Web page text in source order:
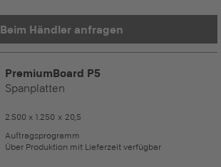
Beim Händler anfragen
PremiumBoard P5
Spanplatten
2.500 x 1.250 x 20,5
Auftragsprogramm
Über Produktion mit Lieferzeit verfügbar